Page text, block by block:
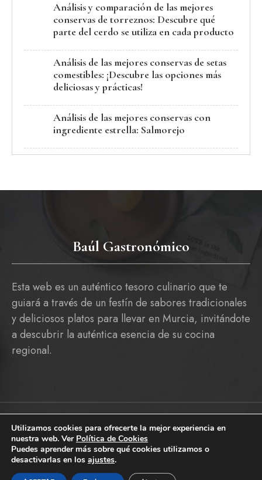
Análisis y comparación de las mejores
conservas de torreznos: Descubre qué
parte del cerdo se utiliza en cada producto
Análisis de las mejores conservas de setas
comestibles: ¡Descubre las opciones más
deliciosas y prácticas!
Análisis de las mejores conservas con
ingrediente estrella: Salmorejo
Baúl Gastronómico
Esta web es un auténtico tesoro culinario que te
guiará a través de un festín de sabores tradicionales
y deliciosos platos para llevar en Murcia, invitándote
a descubrir la auténtica esencia de su cocina
regional.
Copyright © 2026 baulgastronomico.es
Pólitica De CookiesPolítica De Privacidad Y Aviso Legal
Utilizamos cookies para ofrecerte la mejor experiencia en
nuestra web. Ver Política de Cookies
Puedes aprender más sobre qué cookies utilizamos o
desactivarlas en los ajustes.